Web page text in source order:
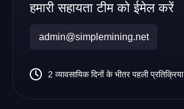
हमारी सहायता टीम को ईमेल करें
admin@simplemining.net
2 व्यावसायिक दिनों के भीतर पहली प्रतिक्रिया